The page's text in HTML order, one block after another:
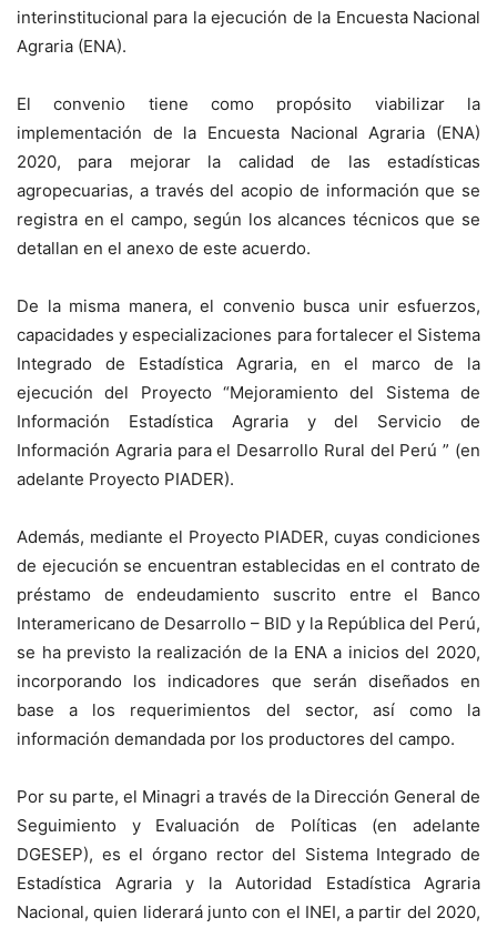
interinstitucional para la ejecución de la Encuesta Nacional
Agraria (ENA).
El convenio tiene como propósito viabilizar la
implementación de la Encuesta Nacional Agraria (ENA)
2020, para mejorar la calidad de las estadísticas
agropecuarias, a través del acopio de información que se
registra en el campo, según los alcances técnicos que se
detallan en el anexo de este acuerdo.
De la misma manera, el convenio busca unir esfuerzos,
capacidades y especializaciones para fortalecer el Sistema
Integrado de Estadística Agraria, en el marco de la
ejecución del Proyecto “Mejoramiento del Sistema de
Información Estadística Agraria y del Servicio de
Información Agraria para el Desarrollo Rural del Perú ” (en
adelante Proyecto PIADER).
Además, mediante el Proyecto PIADER, cuyas condiciones
de ejecución se encuentran establecidas en el contrato de
préstamo de endeudamiento suscrito entre el Banco
Interamericano de Desarrollo – BID y la República del Perú,
se ha previsto la realización de la ENA a inicios del 2020,
incorporando los indicadores que serán diseñados en
base a los requerimientos del sector, así como la
información demandada por los productores del campo.
Por su parte, el Minagri a través de la Dirección General de
Seguimiento y Evaluación de Políticas (en adelante
DGESEP), es el órgano rector del Sistema Integrado de
Estadística Agraria y la Autoridad Estadística Agraria
Nacional, quien liderará junto con el INEI, a partir del 2020,